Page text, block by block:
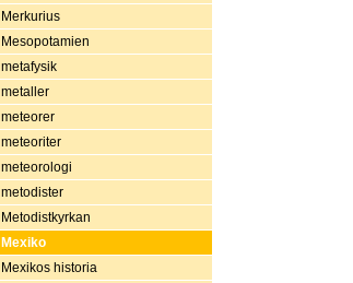
Merkurius
Mesopotamien
metafysik
metaller
meteorer
meteoriter
meteorologi
metodister
Metodistkyrkan
Mexiko
Mexikos historia